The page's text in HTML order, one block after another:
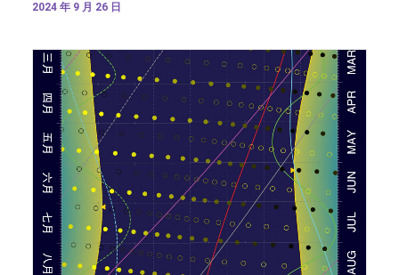
2024 年 9 月 26 日